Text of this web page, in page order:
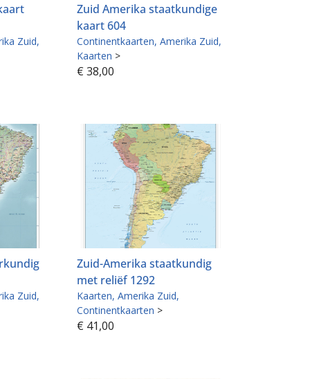
Zuid
Zuid Amerika staatkundige
kaart 604
Continentkaarten Amerika Zuid
Kaarten >
€ 38,00
Zuid
Zuid-Amerika staatkundig
met reliëf 1292
Kaarten Amerika Zuid
Continentkaarten >
€ 41,00